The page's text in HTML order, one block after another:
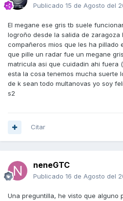
Publicado 15 de Agosto del
El megane ese gris tb suele
logroño desde la salida de zaragoza
compañeros mios que les ha pillado
que pille un radar fue un megane
matricula asi que cuidadin ahi fuera
esta la cosa tenemos mucha suerte
de k sean todo multanovas yo soy
s2
Citar
neneGTC
Publicado 16 de Agosto del
Una preguntilla, he visto que alguno